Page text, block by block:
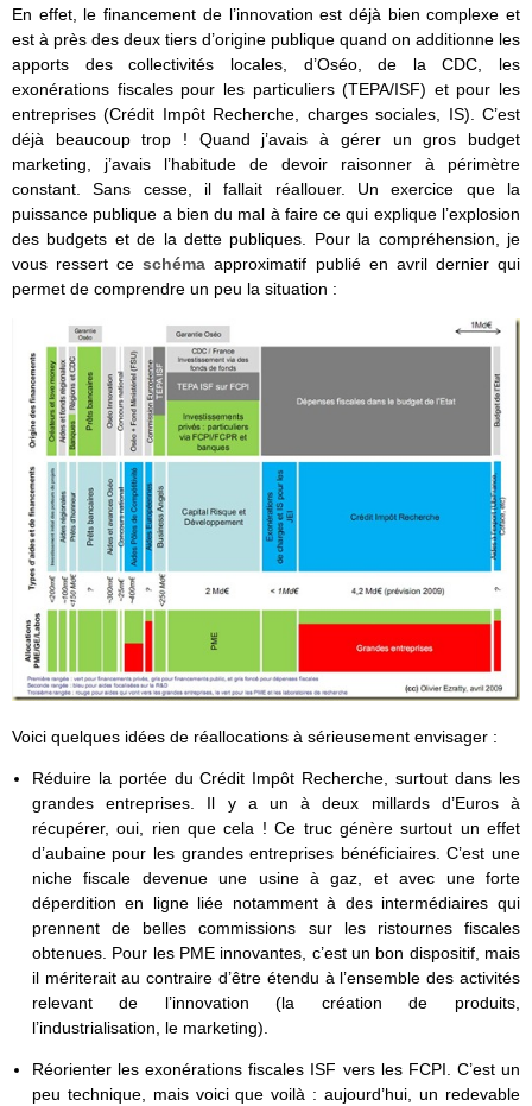
En effet, le financement de l’innovation est déjà bien complexe et
est à près des deux tiers d’origine publique quand on additionne les
apports des collectivités locales, d’Oséo, de la CDC, les
exonérations fiscales pour les particuliers (TEPA/ISF) et pour les
entreprises (Crédit Impôt Recherche, charges sociales, IS). C’est
déjà beaucoup trop ! Quand j’avais à gérer un gros budget
marketing, j’avais l’habitude de devoir raisonner à périmètre
constant. Sans cesse, il fallait réallouer. Un exercice que la
puissance publique a bien du mal à faire ce qui explique l’explosion
des budgets et de la dette publiques. Pour la compréhension, je
vous ressert ceschéma approximatif publié en avril dernier qui
permet de comprendre un peu la situation :
Voici quelques idées de réallocations à sérieusement envisager :
Réduire la portée du Crédit Impôt Recherche, surtout dans les
grandes entreprises. Il y a un à deux millards d’Euros à
récupérer, oui, rien que cela ! Ce truc génère surtout un effet
d’aubaine pour les grandes entreprises bénéficiaires. C’est une
niche fiscale devenue une usine à gaz, et avec une forte
déperdition en ligne liée notamment à des intermédiaires qui
prennent de belles commissions sur les ristournes fiscales
obtenues. Pour les PME innovantes, c’est un bon dispositif, mais
il mériterait au contraire d’être étendu à l’ensemble des activités
relevant de l’innovation (la création de produits,
l’industrialisation, le marketing).
Réorienter les exonérations fiscales ISF vers les FCPI. C’est un
peu technique, mais voici que voilà : aujourd’hui, un redevable